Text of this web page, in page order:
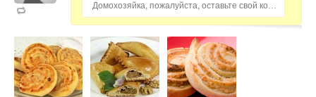
Домохозяйка, пожалуйста, оставьте свой комментарий...